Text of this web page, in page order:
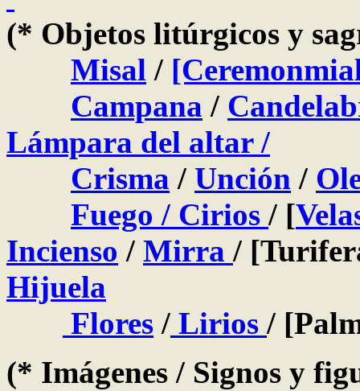
(* Objetos litúrgicos y
Misal /
Campana /
Lámpara del altar /
Crisma / Unción /
Fuego / Cirios / [
Incienso / Mirra /
Hijuela
Flores / Lirios /
(* Imágenes / Signos y